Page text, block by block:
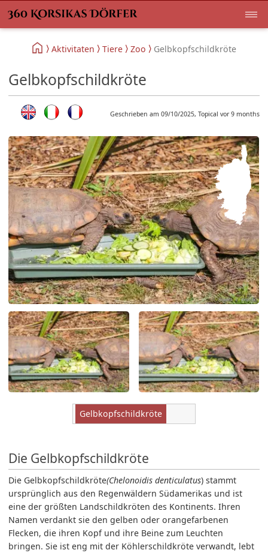
Aktivitaten Tiere Zoo Gelbkopfschildkröte
Gelbkopfschildkröte
Geschrieben am 09/10/2025, Topical vor 9 months
Gelbkopfschildkröte
Die Gelbkopfschildkröte
Die Gelbkopfschildkröte(Chelonoidis denticulatus) stammt
ursprünglich aus den Regenwäldern Südamerikas und ist
eine der größten Landschildkröten des Kontinents. Ihren
Namen verdankt sie den gelben oder orangefarbenen
Flecken, die ihren Kopf und ihre Beine zum Leuchten
bringen. Sie ist eng mit der Köhlerschildkröte verwandt, lebt